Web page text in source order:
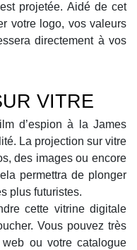
projetée. Aidé de cet
votre logo, vos valeurs
directement à vos
VITRE
d’espion à la James
La projection sur vitre
des images ou encore
permettra de plonger
plus futuristes.
cette vitrine digitale
Vous pouvez très
ou votre catalogue